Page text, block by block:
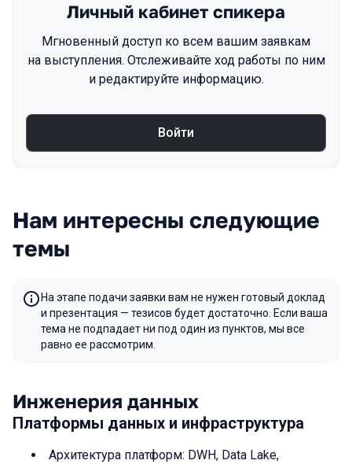
Личный кабинет спикера
Мгновенный доступ ко всем вашим заявкам
на выступления. Отслеживайте ход работы по ним
и редактируйте информацию.
Войти
Нам интересны следующие
темы
На этапе подачи заявки вам не нужен готовый доклад
и презентация — тезисов будет достаточно. Если ваша
тема не подпадает ни под один из пунктов, мы все
равно ее рассмотрим.
Инженерия данных
Платформы данных и инфраструктура
Архитектура платформ: DWH, Data Lake,